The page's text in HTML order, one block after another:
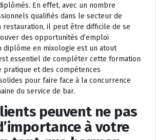
En effet, avec un nombre
qualifiés dans le secteur de
restauration, il peut être difficile de se
des opportunités d’emploi
diplôme en mixologie est un atout
essentiel de compléter cette formation
pratique et des compétences
pour faire face à la concurrence
du service de bar.
peuvent ne pas
à votre